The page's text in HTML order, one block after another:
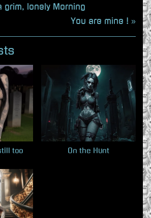
grim, lonely Morning
N
e
o
s
t
:
You are mine !
too
On the Hunt